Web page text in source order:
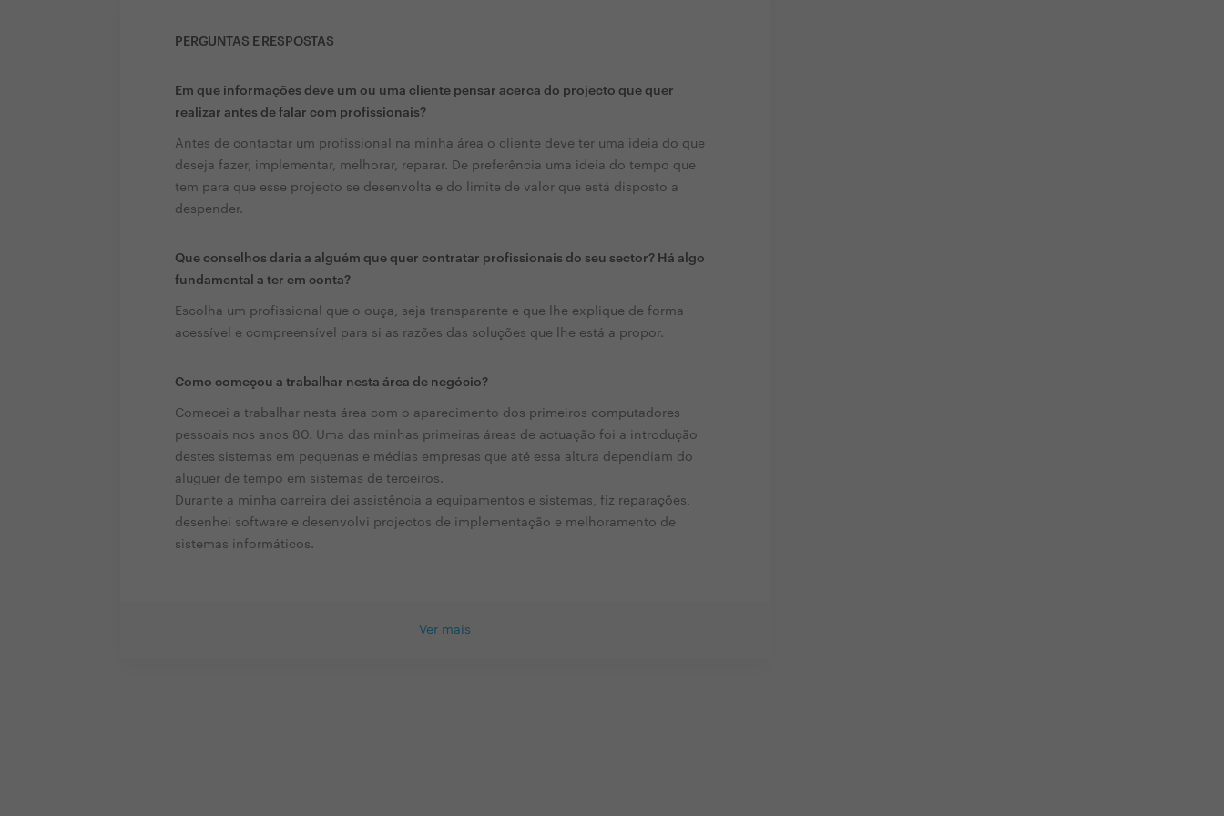
PERGUNTAS E RESPOSTAS
Em que informações deve um ou uma cliente pensar acerca do projecto que quer
realizar antes de falar com profissionais?
Antes de contactar um profissional na minha área o cliente deve ter uma ideia do que
deseja fazer, implementar, melhorar, reparar. De preferência uma ideia do tempo que
tem para que esse projecto se desenvolta e do limite de valor que está disposto a
despender.
Que conselhos daria a alguém que quer contratar profissionais do seu sector? Há algo
fundamental a ter em conta?
Escolha um profissional que o ouça, seja transparente e que lhe explique de forma
acessível e compreensível para si as razões das soluções que lhe está a propor.
Como começou a trabalhar nesta área de negócio?
Comecei a trabalhar nesta área com o aparecimento dos primeiros computadores
pessoais nos anos 80. Uma das minhas primeiras áreas de actuação foi a introdução
destes sistemas em pequenas e médias empresas que até essa altura dependiam do
aluguer de tempo em sistemas de terceiros.
Durante a minha carreira dei assistência a equipamentos e sistemas, fiz reparações,
desenhei software e desenvolvi projectos de implementação e melhoramento de
sistemas informáticos.
Ver mais